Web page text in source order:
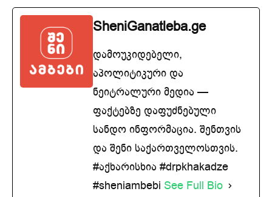
SheniGanatleba.ge
დამოუკიდებელი,
აპოლიტიკური და
ნეიტრალური მედია —
ფაქტებზე დაფუძნებული
სანდო ინფორმაცია. შენთვის
და შენი საქართველოსთვის.
#აქხარისხია #drpkhakadze
#sheniambebi See Full Bio